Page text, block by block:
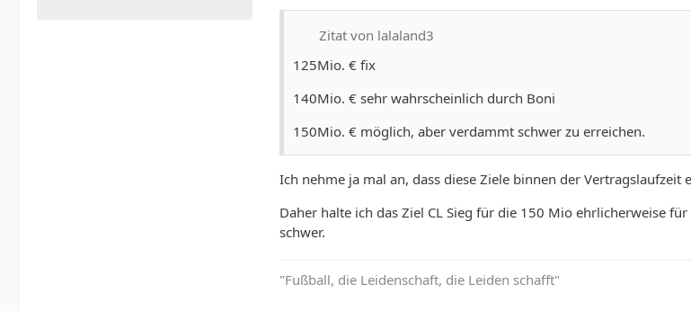
Zitat von lalaland3
125Mio. € fix
140Mio. € sehr wahrscheinlich durch Boni
150Mio. € möglich, aber verdammt schwer zu erreichen.
Ich nehme ja mal an, dass diese Ziele binnen der Vertragslaufzeit
Daher halte ich das Ziel CL Sieg für die 150 Mio ehrlicherweise
schwer.
"Fußball, die Leidenschaft, die Leiden schafft"